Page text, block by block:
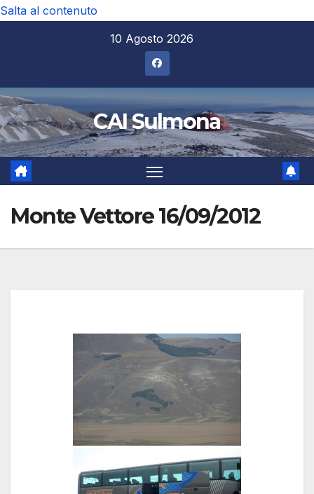
Salta al contenuto
10 Agosto 2026
CAI Sulmona
Monte Vettore 16/09/2012